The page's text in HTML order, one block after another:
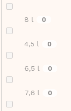
8 l 0
4,5 l 0
6,5 l 0
7,6 l 0